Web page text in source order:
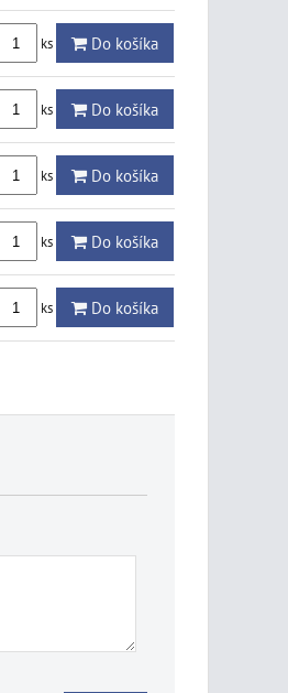
ks Do košíka
ks Do košíka
ks Do košíka
ks Do košíka
ks Do košíka